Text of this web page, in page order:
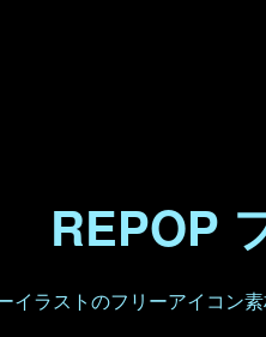
REPOP
イラストのフリーアイコン